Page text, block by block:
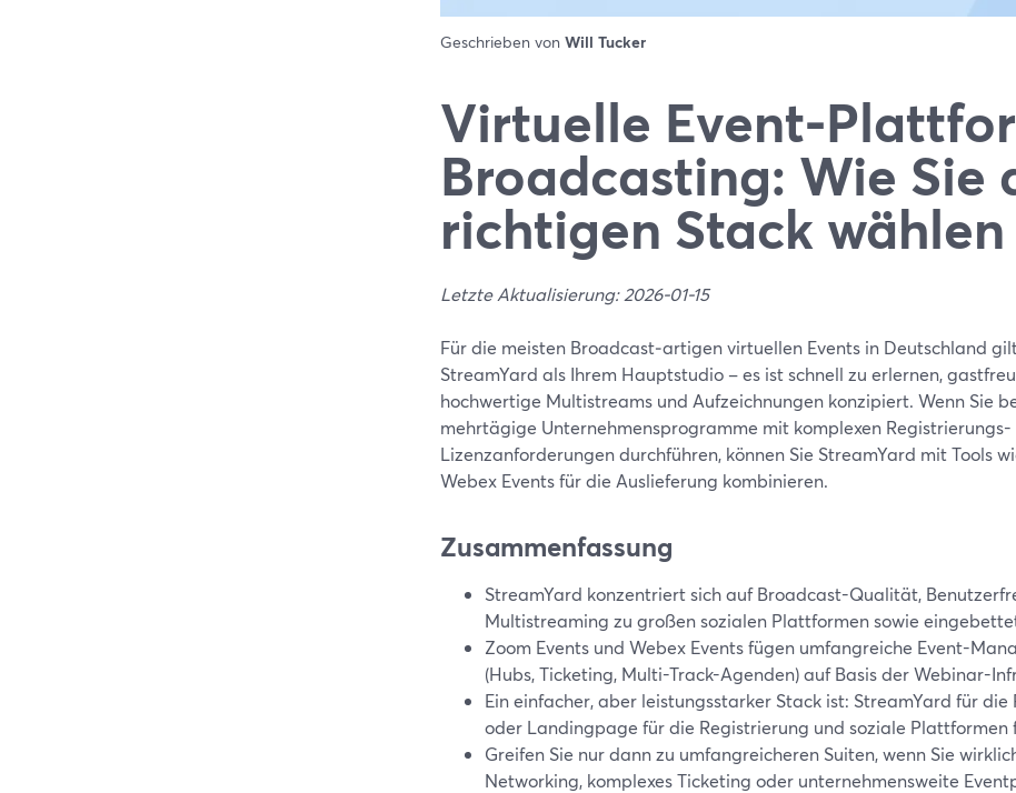
Geschrieben von Will Tucker
Virtuelle Event-
Broadcasting: Wie Sie
richtigen Stack wählen
Letzte Aktualisierung: 2026-01-15
Für die meisten Broadcast‑artigen virtuellen Events in Deutschland
StreamYard als Ihrem Hauptstudio – es ist schnell zu erlernen,
hochwertige Multistreams und Aufzeichnungen konzipiert. Wenn Sie
mehrtägige Unternehmensprogramme mit komplexen
Lizenzanforderungen durchführen, können Sie StreamYard mit Tools
Webex Events für die Auslieferung kombinieren.
Zusammenfassung
StreamYard konzentriert sich auf Broadcast-Qualität,
Multistreaming zu großen sozialen Plattformen sowie
Zoom Events und Webex Events fügen umfangreiche Event-
(Hubs, Ticketing, Multi-Track-Agenden) auf Basis der Webinar-
Ein einfacher, aber leistungsstarker Stack ist: StreamYard für die
oder Landingpage für die Registrierung und soziale Plattformen
Greifen Sie nur dann zu umfangreicheren Suiten, wenn Sie
Networking, komplexes Ticketing oder unternehmensweite